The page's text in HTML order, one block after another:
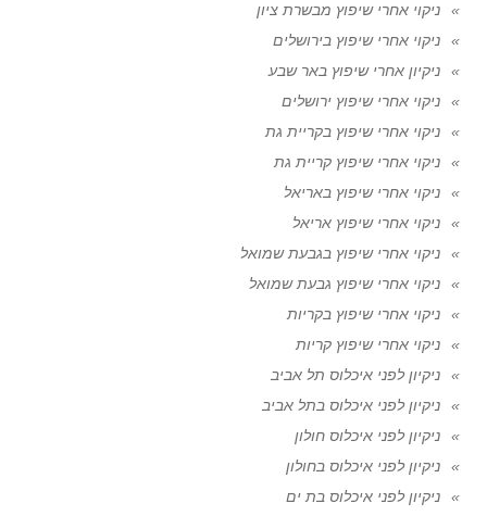
ניקוי אחרי שיפוץ מבשרת ציון
ניקוי אחרי שיפוץ בירושלים
ניקיון אחרי שיפוץ באר שבע
ניקוי אחרי שיפוץ ירושלים
ניקוי אחרי שיפוץ בקריית גת
ניקוי אחרי שיפוץ קריית גת
ניקוי אחרי שיפוץ באריאל
ניקוי אחרי שיפוץ אריאל
ניקוי אחרי שיפוץ בגבעת שמואל
ניקוי אחרי שיפוץ גבעת שמואל
ניקוי אחרי שיפוץ בקריות
ניקוי אחרי שיפוץ קריות
ניקיון לפני איכלוס תל אביב
ניקיון לפני איכלוס בתל אביב
ניקיון לפני איכלוס חולון
ניקיון לפני איכלוס בחולון
ניקיון לפני איכלוס בת ים